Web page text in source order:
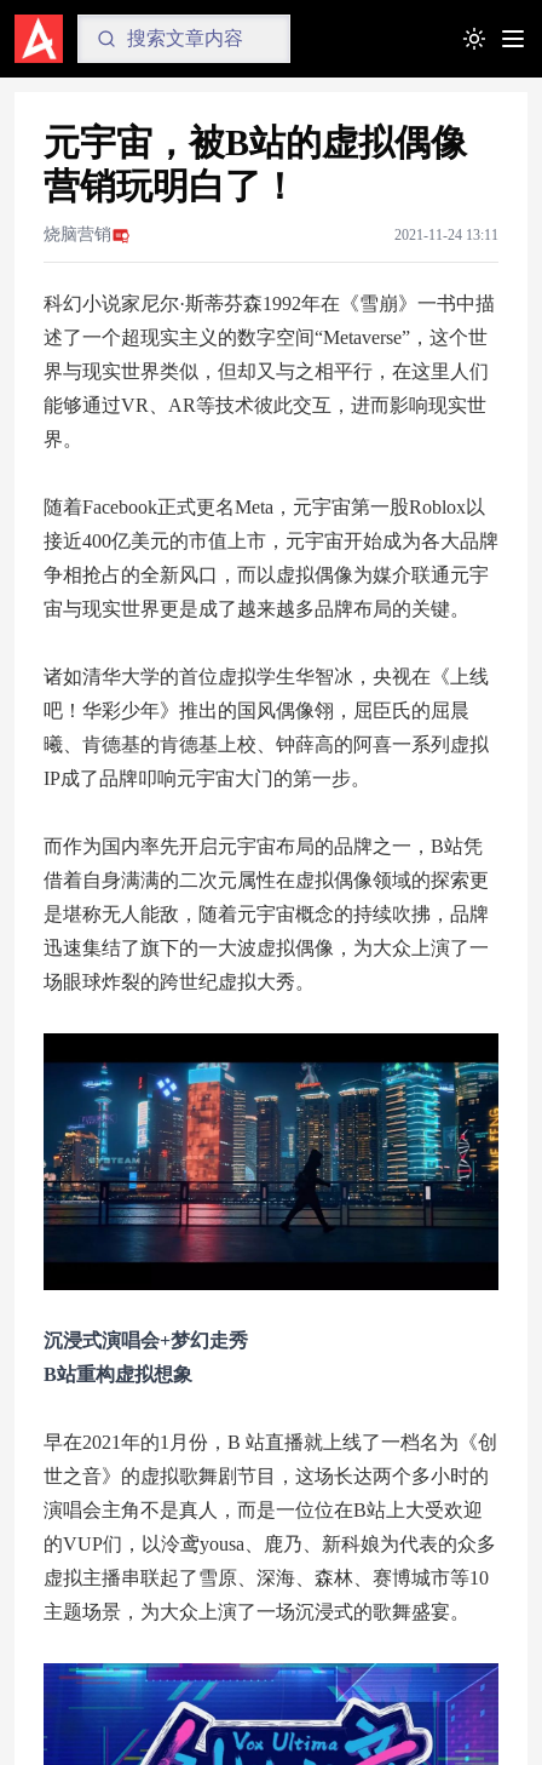
Toggle
元宇宙，被B站的虚拟偶像
营销玩明白了！
烧脑营销 2021-11-24 13:11
科幻小说家尼尔·斯蒂芬森1992年在《雪崩》一书中描
述了一个超现实主义的数字空间“Metaverse”，这个世
界与现实世界类似，但却又与之相平行，在这里人们
能够通过VR、AR等技术彼此交互，进而影响现实世
界。
随着Facebook正式更名Meta，元宇宙第一股Roblox以
接近400亿美元的市值上市，元宇宙开始成为各大品牌
争相抢占的全新风口，而以虚拟偶像为媒介联通元宇
宙与现实世界更是成了越来越多品牌布局的关键。
诸如清华大学的首位虚拟学生华智冰，央视在《上线
吧！华彩少年》推出的国风偶像翎，屈臣氏的屈晨
曦、肯德基的肯德基上校、钟薛高的阿喜一系列虚拟
IP成了品牌叩响元宇宙大门的第一步。
而作为国内率先开启元宇宙布局的品牌之一，B站凭
借着自身满满的二次元属性在虚拟偶像领域的探索更
是堪称无人能敌，随着元宇宙概念的持续吹拂，品牌
迅速集结了旗下的一大波虚拟偶像，为大众上演了一
场眼球炸裂的跨世纪虚拟大秀。
沉浸式演唱会+梦幻走秀
B站重构虚拟想象
早在2021年的1月份，B 站直播就上线了一档名为《创
世之音》的虚拟歌舞剧节目，这场长达两个多小时的
演唱会主角不是真人，而是一位位在B站上大受欢迎
的VUP们，以泠鸢yousa、鹿乃、新科娘为代表的众多
虚拟主播串联起了雪原、深海、森林、赛博城市等10
主题场景，为大众上演了一场沉浸式的歌舞盛宴。